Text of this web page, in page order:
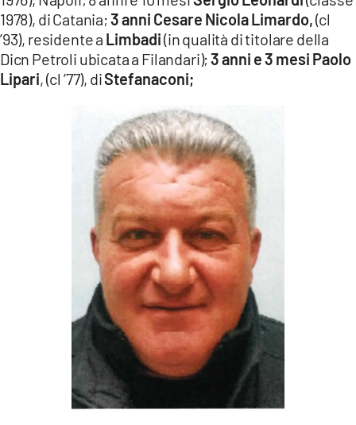
1978), di Catania;3 anni Cesare Nicola Limardo,(cl
’93), residente a Limbadi(in qualità di titolare della
Dicn Petroli ubicata a Filandari);3 anni e 3 mesi Paolo
Lipari, (cl ’77), diStefanaconi;